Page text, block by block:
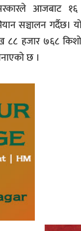
आजबाट १६
सञ्चालन गर्दैछ।
हजार ७६८
छ ।